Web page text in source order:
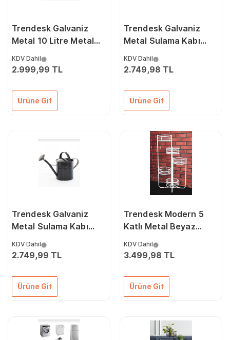
Trendesk Galvaniz
Metal 10 Litre Metal
Siyah Sulama Aparatı
KDV Dahil
2.999,99 TL
Ürüne Git
Trendesk Galvaniz
Metal Sulama Kabı
Dekoratif Sulama Kabı
KDV Dahil
2.749,98 TL
Ürüne Git
Trendesk Galvaniz
Metal Sulama Kabı
Dekoratif Sulama Kabı
KDV Dahil
2.749,99 TL
Ürüne Git
Trendesk Modern 5
Katlı Metal Beyaz
Standı
KDV Dahil
3.499,98 TL
Ürüne Git